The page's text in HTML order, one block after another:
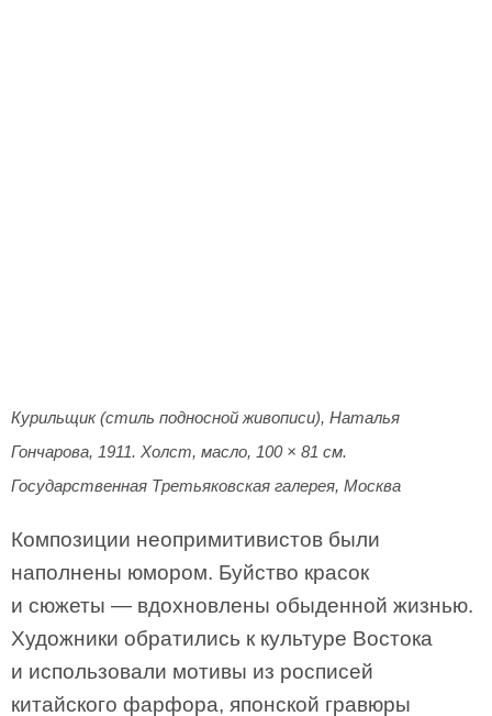
Курильщик (стиль подносной живописи), Наталья
Гончарова, 1911. Холст, масло, 100 × 81 см.
Государственная Третьяковская галерея, Москва
Композиции неопримитивистов были
наполнены юмором. Буйство красок
и сюжеты — вдохновлены обыденной жизнью.
Художники обратились к культуре Востока
и использовали мотивы из росписей
китайского фарфора, японской гравюры